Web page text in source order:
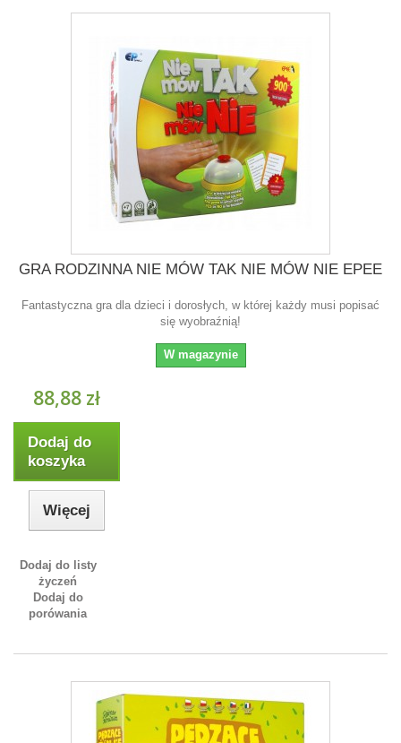
GRA RODZINNA NIE MÓW TAK NIE MÓW NIE EPEE
Fantastyczna gra dla dzieci i dorosłych, w której każdy musi popisać
się wyobraźnią!
W magazynie
88,88 zł
Dodaj do
koszyka
Więcej
Dodaj do listy
życzeń
Dodaj do
porówania